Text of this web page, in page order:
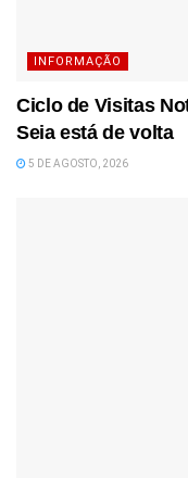
INFORMAÇÃO
Ciclo de Visitas
Seia está de volta
5 DE AGOSTO, 2026